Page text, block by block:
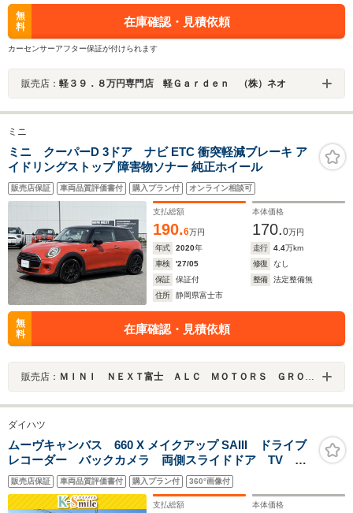
無
料
在庫確認・見積依頼
カーセンサーアフター保証が付けられます
販売店： 軽３９．８万円専門店 軽Ｇａｒｄｅｎ （株）ネオ
ミニ
ミニ クーパーD 3ドア ナビ ETC 衝突軽減ブレーキ ア
イドリングストップ 障害物ソナー 純正ホイール
販売店保証 車両品質評価書付 購入プラン付 オンライン相談可
支払総額
190.6万円
本体価格
170.0万円
年式
2020年 走行 4.4万km
車検
'27/05 修復
なし
保証
保証付 整備
法定整備無
住所
静岡県富士市
無
料
在庫確認・見積依頼
販売店： ＭＩＮＩ ＮＥＸＴ富士 ＡＬＣ ＭＯＴＯＲＳ ＧＲＯＵＰ
ダイハツ
ムーヴキャンバス 660 X メイクアップ SAIII ドライブ
レコーダー バックカメラ 両側スライドドア TV ク
リアランスソナー 衝突被害軽減システム オートマチ
ックハイビーム スマートキー アイドリングストッ
プ 電動格納ミラー CVT ベンチシート
販売店保証 車両品質評価書付 購入プラン付 360°画像付
支払総額 本体価格